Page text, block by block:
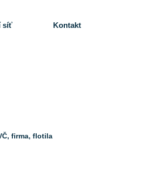
síť Kontakt
firma, flotila